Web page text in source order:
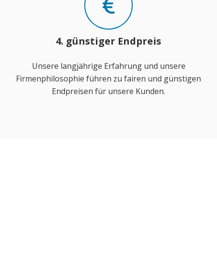
4. günstiger Endpreis
Unsere langjährige Erfahrung und unsere
Firmenphilosophie führen zu fairen und günstigen
Endpreisen für unsere Kunden.